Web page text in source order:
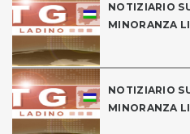
NOTIZIARIO
MINORANZA
NOTIZIARIO
MINORANZA